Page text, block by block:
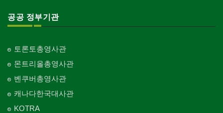
Church-Full Gospel
Church-Evangelical
Church-Mission
공공 정부기관
토론토총영사관
몬트리올총영사관
벤쿠버총영사관
캐나다한국대사관
KOTRA